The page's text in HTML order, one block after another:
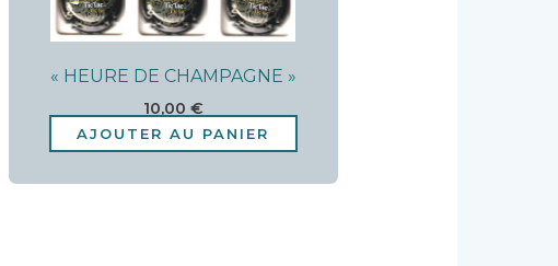
« HEURE DE CHAMPAGNE »
10,00 €
AJOUTER AU PANIER